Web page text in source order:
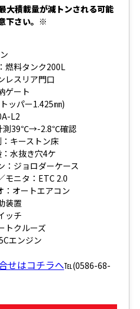
大積載量が減トンされる可能
下さい。※
燃料タンク200L
レスリア門口
ゲート
ッパー1.425㎜)
L2
測39℃→-2.8℃確認
キーストン床
水抜き穴4ケ
：ジョロダーケース
モニタ：ETC 2.0
オートエアコン
装置
ッチ
トクルーズ
エンジン
せはコチラへ℡(0586-68-